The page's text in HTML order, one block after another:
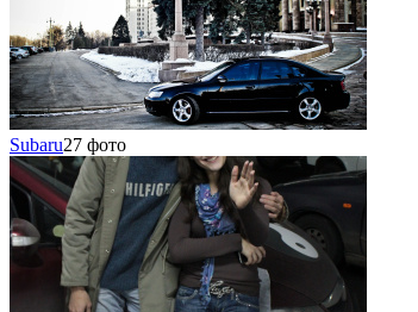
Subaru27 фото